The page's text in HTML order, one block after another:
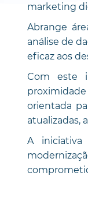
marketing
Abrange
análise de
eficaz aos
Com este
orientada
atualizadas,
A iniciativa